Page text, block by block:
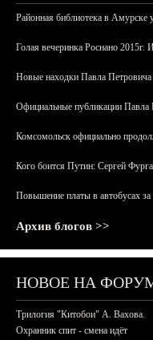
Районная библиотека в Амурске
Голая вечеринка Роснано 2015г.
Новые находки Павла
Официальные публикации Павла
Комсомольск официально
Кого боится Путин: Сергей
Повышение платы в автобусах за
Архив блогов >>
НОВОЕ НА
Трилогия "Китобои" А. Вахова.
Охранник спит - смена идёт